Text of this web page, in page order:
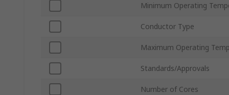
Minimum Operating
Conductor Type
Maximum Operating
Standards/Approvals
Number of Cores